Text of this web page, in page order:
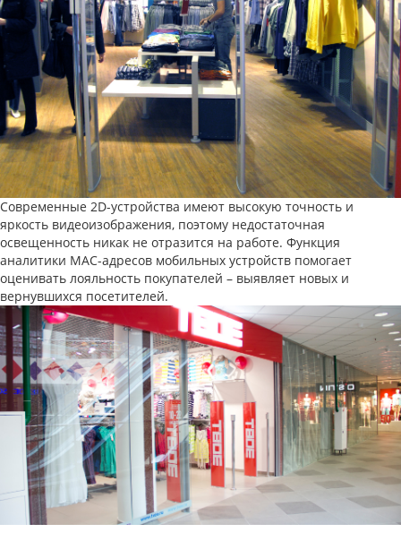
Современные 2D-устройства имеют высокую точность и
яркость видеоизображения, поэтому недостаточная
освещенность никак не отразится на работе. Функция
аналитики MAC-адресов мобильных устройств помогает
оценивать лояльность покупателей – выявляет новых и
вернувшихся посетителей.